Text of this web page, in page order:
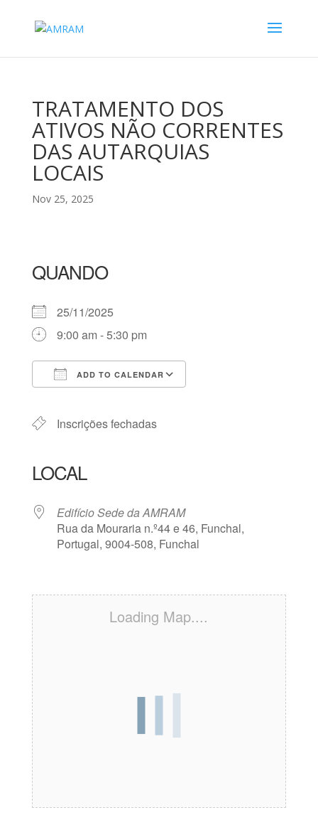
TRATAMENTO DOS
ATIVOS NÃO CORRENTES
DAS AUTARQUIAS
LOCAIS
Nov 25, 2025
QUANDO
25/11/2025
9:00 am - 5:30 pm
ADD TO CALENDAR
Inscrições fechadas
LOCAL
Edifício Sede da AMRAM
Rua da Mouraria n.º44 e 46, Funchal,
Portugal, 9004-508, Funchal
Loading Map....